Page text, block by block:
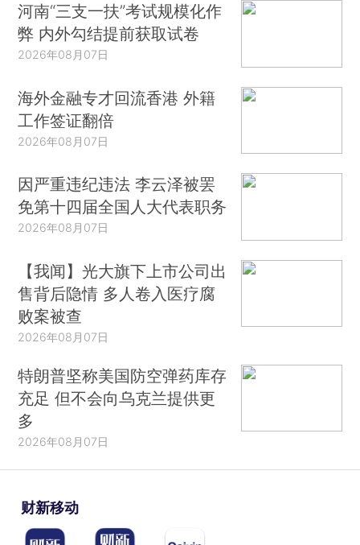
河南“三支一扶”考试规模化作
弊 内外勾结提前获取试卷
2026年08月07日
海外金融专才回流香港 外籍
工作签证翻倍
2026年08月07日
因严重违纪违法 李云泽被罢
免第十四届全国人大代表职务
2026年08月07日
【我闻】光大旗下上市公司出
售背后隐情 多人卷入医疗腐
败案被查
2026年08月07日
特朗普坚称美国防空弹药库存
充足 但不会向乌克兰提供更
多
2026年08月07日
财新移动